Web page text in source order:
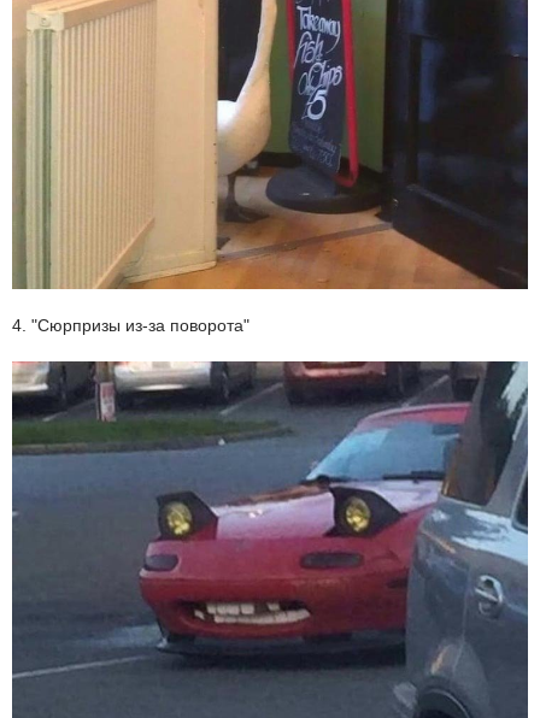
4. "Сюрпризы из-за поворота"